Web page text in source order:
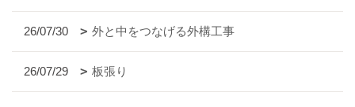
26/07/30 外と中をつなげる外構工事
26/07/29 板張り